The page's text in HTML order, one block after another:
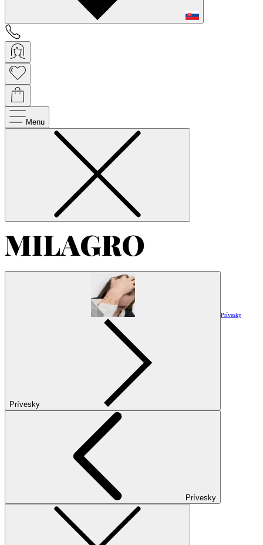
Menu
Prívesky
Prívesky
Prívesky